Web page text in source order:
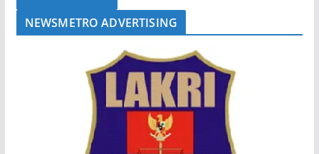
NEWSMETRO ADVERTISING